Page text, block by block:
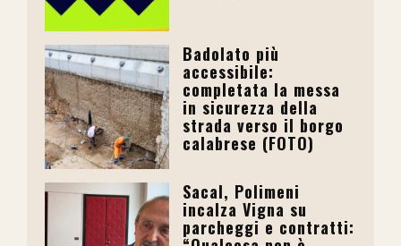
Badolato più
accessibile:
completata la messa
in sicurezza della
strada verso il borgo
calabrese (FOTO)
Sacal, Polimeni
incalza Vigna su
parcheggi e contratti: